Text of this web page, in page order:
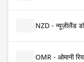
NZD - न्यूज़ीलैंड
OMR - ओमानी